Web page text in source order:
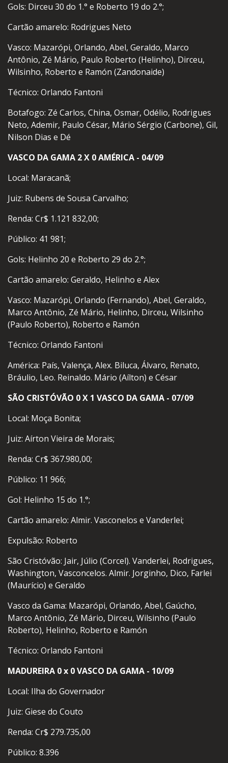
Gols: Dirceu 30 do 1.° e Roberto 19 do 2.°;
Cartão amarelo: Rodrigues Neto
Vasco: Mazarópi, Orlando, Abel, Geraldo, Marco
Antônio, Zé Mário, Paulo Roberto (Helinho), Dirceu,
Wilsinho, Roberto e Ramón (Zandonaide)
Técnico: Orlando Fantoni
Botafogo: Zé Carlos, China, Osmar, Odélio, Rodrigues
Neto, Ademir, Paulo César, Mário Sérgio (Carbone), Gil,
Nilson Dias e Dé
VASCO DA GAMA 2 X 0 AMÉRICA - 04/09
Local: Maracanã;
Juiz: Rubens de Sousa Carvalho;
Renda: Cr$ 1.121 832,00;
Público: 41 981;
Gols: Helinho 20 e Roberto 29 do 2.°;
Cartão amarelo: Geraldo, Helinho e Alex
Vasco: Mazarópi, Orlando (Fernando), Abel, Geraldo,
Marco Antônio, Zé Mário, Helinho, Dirceu, Wilsinho
(Paulo Roberto), Roberto e Ramón
Técnico: Orlando Fantoni
América: País, Valença, Alex. Biluca, Álvaro, Renato,
Bráulio, Leo. Reinaldo. Mário (Aílton) e César
SÃO CRISTÓVÃO 0 X 1 VASCO DA GAMA - 07/09
Local: Moça Bonita;
Juiz: Aírton Vieira de Morais;
Renda: Cr$ 367.980,00;
Público: 11 966;
Gol: Helinho 15 do 1.°;
Cartão amarelo: Almir. Vasconelos e Vanderlei;
Expulsão: Roberto
São Cristóvão: Jair, Júlio (Corcel). Vanderlei, Rodrigues,
Washington, Vasconcelos. Almir. Jorginho, Dico, Farlei
(Maurício) e Geraldo
Vasco da Gama: Mazarópi, Orlando, Abel, Gaúcho,
Marco Antônio, Zé Mário, Dirceu, Wilsinho (Paulo
Roberto), Helinho, Roberto e Ramón
Técnico: Orlando Fantoni
MADUREIRA 0 x 0 VASCO DA GAMA - 10/09
Local: Ilha do Governador
Juiz: Giese do Couto
Renda: Cr$ 279.735,00
Público: 8.396